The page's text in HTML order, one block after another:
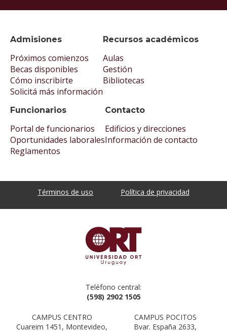
Admisiones
Próximos comienzos
Becas disponibles
Cómo inscribirte
Solicitá más información
Recursos académicos
Aulas
Gestión
Bibliotecas
Funcionarios
Portal de funcionarios
Oportunidades laborales
Reglamentos
Contacto
Edificios y direcciones
Información de contacto
Términos de uso Política de privacidad
Teléfono central:
(598) 2902 1505
CAMPUS CENTRO
Cuareim 1451, Montevideo,
CAMPUS POCITOS
Bvar. España 2633,